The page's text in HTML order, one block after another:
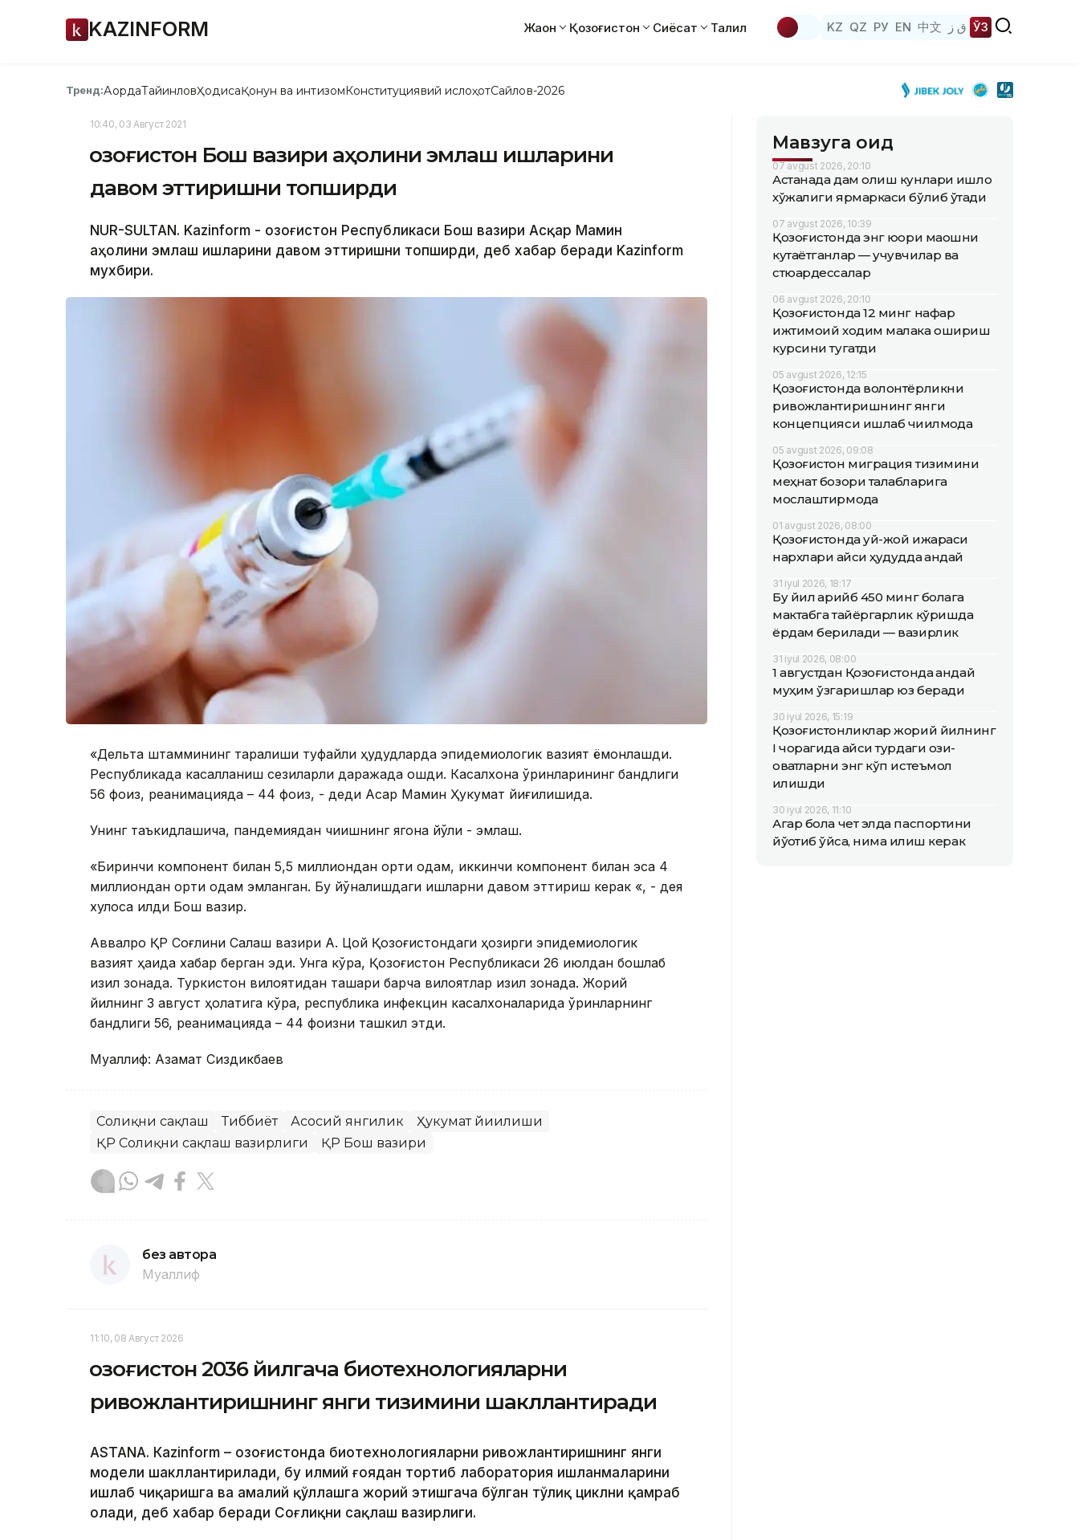
KAZINFORM Жаҳон Қозоғистон Сиёсат Таҳлил KZ QZ РУ EN 中文 ق ز ЎЗ
Тренд:АқордаТайинловҲодисаҚонун ва интизомКонституциявий ислоҳотСайлов-2026
10:40, 03 Август 2021
Қозоғистон Бош вазири аҳолини эмлаш ишларини
давом эттиришни топширди
NUR-SULTAN. Kazinform - Қозоғистон Республикаси Бош вазири Асқар Мамин
аҳолини эмлаш ишларини давом эттиришни топширди, деб хабар беради Kazinform
мухбири.
«Дельта штаммининг тарқалиши туфайли ҳудудларда эпидемиологик вазият ёмонлашди.
Республикада касалланиш сезиларли даражада ошди. Касалхона ўринларининг бандлиги
56 фоиз, реанимацияда – 44 фоиз, - деди Асқар Мамин Ҳукумат йиғилишида.
Унинг таъкидлашича, пандемиядан чиқишнинг ягона йўли - эмлаш.
«Биринчи компонент билан 5,5 миллиондан ортиқ одам, иккинчи компонент билан эса 4
миллиондан ортиқ одам эмланган. Бу йўналишдаги ишларни давом эттириш керак «, - дея
хулоса қилди Бош вазир.
Аввалроқ ҚР Соғлиқни Сақлаш вазири А. Цой Қозоғистондаги ҳозирги эпидемиологик
вазият ҳақида хабар берган эди. Унга кўра, Қозоғистон Республикаси 26 июлдан бошлаб
қизил зонада. Туркистон вилоятидан ташқари барча вилоятлар қизил зонада. Жорий
йилнинг 3 август ҳолатига кўра, республика инфекцин касалхоналарида ўринларнинг
бандлиги 56, реанимацияда – 44 фоизни ташкил этди.
Муаллиф: Азамат Сиздикбаев
Соғлиқни сақлаш Тиббиёт Асосий янгилик
Ҳукумат йиғилиши
ҚР Соғлиқни сақлаш вазирлиги
ҚР Бош вазири
без автора
Муаллиф
11:10, 08 Август 2026
Қозоғистон 2036 йилгача биотехнологияларни
ривожлантиришнинг янги тизимини шакллантиради
ASTANА. Кazinform – Қозоғистонда биотехнологияларни ривожлантиришнинг янги
модели шакллантирилади, бу илмий ғоядан тортиб лаборатория ишланмаларини
ишлаб чиқаришга ва амалий қўллашга жорий этишгача бўлган тўлиқ циклни қамраб
олади, деб хабар беради Соғлиқни сақлаш вазирлиги.
Мавзуга оид
07 avgust 2026, 20:10
Астанада дам олиш кунлари қишлоқ
хўжалиги ярмаркаси бўлиб ўтади
07 avgust 2026, 10:39
Қозоғистонда энг юқори маошни
кутаётганлар — учувчилар ва
стюардессалар
06 avgust 2026, 20:10
Қозоғистонда 12 минг нафар
ижтимоий ходим малака ошириш
курсини тугатди
05 avgust 2026, 12:15
Қозоғистонда волонтёрликни
ривожлантиришнинг янги
концепцияси ишлаб чиқилмоқда
05 avgust 2026, 09:08
Қозоғистон миграция тизимини
меҳнат бозори талабларига
мослаштирмоқда
01 avgust 2026, 08:00
Қозоғистонда уй-жой ижараси
нархлари қайси ҳудудда қандай
31 iyul 2026, 18:17
Бу йил қарийб 450 минг болага
мактабга тайёргарлик кўришда
ёрдам берилади — вазирлик
31 iyul 2026, 08:00
1 августдан Қозоғистонда қандай
муҳим ўзгаришлар юз беради
30 iyul 2026, 15:19
Қозоғистонликлар жорий йилнинг
I чорагида қайси турдаги озиқ-
овқатларни энг кўп истеъмол
қилишди
30 iyul 2026, 11:10
Агар бола чет элда паспортини
йўқотиб қўйса, нима қилиш керак